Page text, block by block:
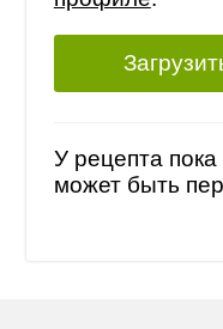
У рецепта
может быть